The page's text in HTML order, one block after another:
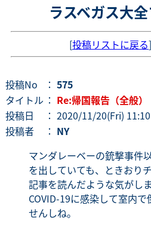
ラスベガス大
[投稿リストに戻る
投稿No ： 575
タイトル ： Re:帰国報告（全般）
投稿日
： 2020/11/20(Fri)
投稿者
： NY
マンダレーベーの銃撃事件
を出していても、ときおり
記事を読んだような気がし
COVID-19に感染して室内
せんしね。